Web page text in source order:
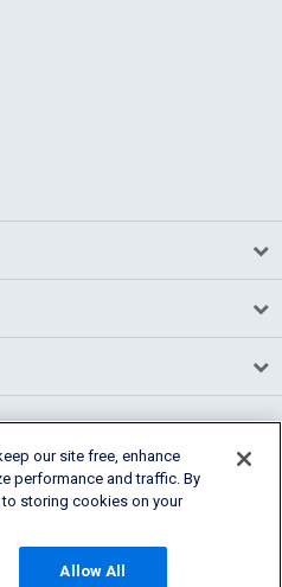
Settings
our site free, enhance
performance and traffic. By
to storing cookies on your
Allow All